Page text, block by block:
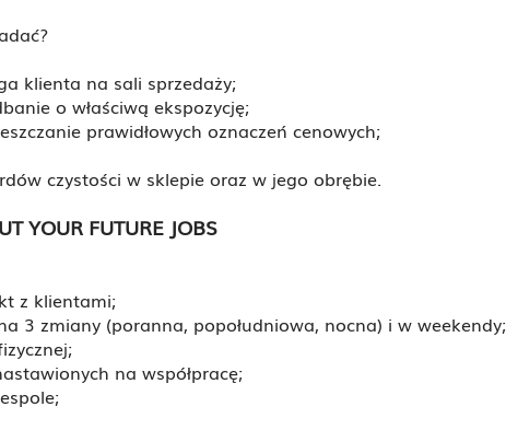
klienta na sali sprzedaży;
o właściwą ekspozycję;
prawidłowych oznaczeń cenowych;
czystości w sklepie oraz w jego obrębie.
YOUR FUTURE JOBS
z klientami;
3 zmiany (poranna, popołudniowa, nocna) i w weekendy;
na współpracę;